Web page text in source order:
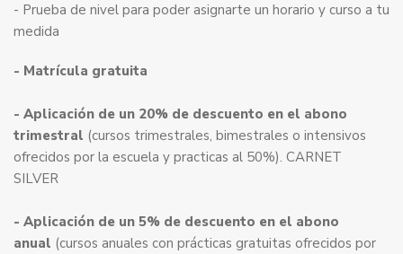
- Prueba de nivel para poder asignarte un horario y curso a tu
medida
- Matrícula gratuita
- Aplicación de un 20% de descuento en el abono
trimestral (cursos trimestrales, bimestrales o intensivos
ofrecidos por la escuela y practicas al 50%). CARNET
SILVER
- Aplicación de un 5% de descuento en el abono
anual (cursos anuales con prácticas gratuitas ofrecidos por